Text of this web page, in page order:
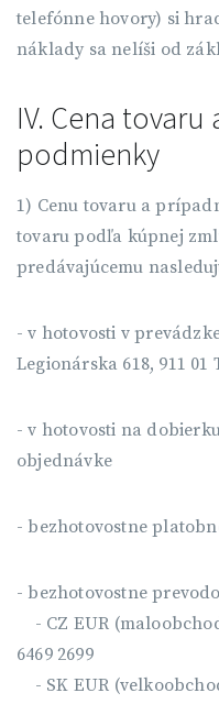
telefónne hovory) si
náklady sa nelíši od
IV. Cena
podmienky
1) Cenu tovaru a
tovaru podľa kúpnej
predávajúcemu
- v hotovosti v
Legionárska 618, 911
- v hotovosti na
objednávke
- bezhotovostne
- bezhotovostne
- CZ EUR
6469 2699
- SK EUR